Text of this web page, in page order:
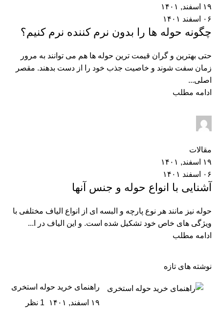
۱۹ اسفند, ۱۴۰۱
۰۶ اسفند ۱۴۰۱
چگونه حوله ها را بدون نرم کننده نرم کنیم؟
حتی بهترین و گران قیمت ترین حوله ها هم می توانند به مرور
زمان سفت شوند و خاصیت جذب خود را از دست بدهند. مقصر
اصلی...
ادامه مطلب
مقالات
۱۹ اسفند, ۱۴۰۱
۰۶ اسفند ۱۴۰۱
آشنایی با انواع حوله و جنس آنها
حوله نیز مانند هر نوع پارچه و البسه ای از انواع الیاف مختلفی با
ویژگی های خاص خود تشکیل شده است. و این الیاف در ا...
ادامه مطلب
نوشته های تازه
راهنمای خرید حوله استخری
۱۹ اسفند, ۱۴۰۱
1 نظر